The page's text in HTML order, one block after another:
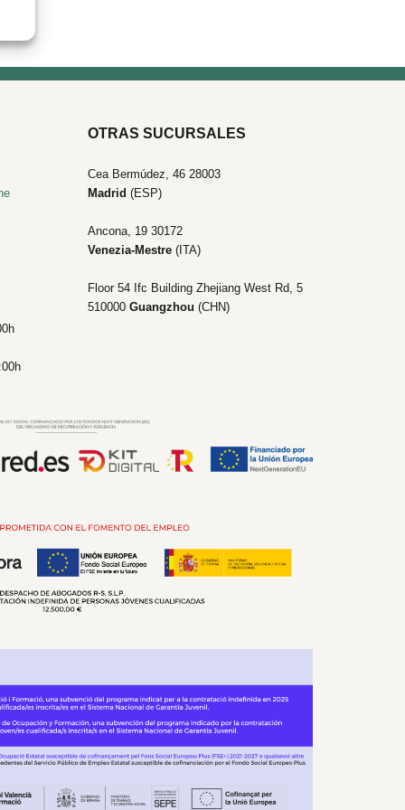
OTRAS SUCURSALES
Cea Bermúdez, 46 28003
Madrid (ESP)
Ancona, 19 30172
Venezia-Mestre (ITA)
Floor 54 Ifc Building Zhejiang West Rd, 5
510000 Guangzhou (CHN)